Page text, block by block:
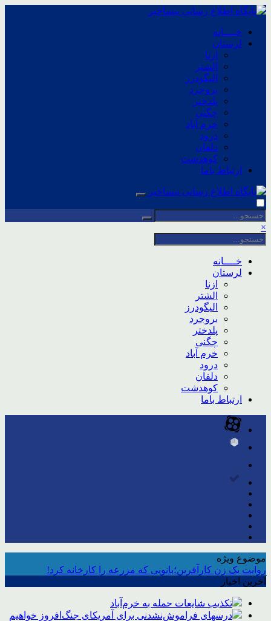
خــــانه
لرستان
ازنا
الشتر
الیگودرز
بروجرد
پلدختر
چگنی
خرم آباد
درود
دلفان
کوهدشت
ارتباط باما
×
خــــانه
لرستان
ازنا
الشتر
الیگودرز
بروجرد
پلدختر
چگنی
خرم آباد
درود
دلفان
کوهدشت
ارتباط باما
موضوع ویژه
روایت یک زن کارآفرین؛بانویی که مزرعه را کارخانه کرد!
آخرین اخبار
تکذیب شایعات حمله به خرم‌آباد
درسهای فراموش‌نشدنی برای آمریکای جنگ‌افروز خواهیم